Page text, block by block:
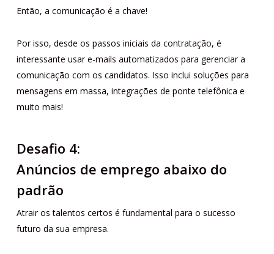
Então, a comunicação é a chave!
Por isso, desde os passos iniciais da contratação, é
interessante usar e-mails automatizados para gerenciar a
comunicação com os candidatos. Isso inclui soluções para
mensagens em massa, integrações de ponte telefônica e
muito mais!
Desafio 4:
Anúncios de emprego abaixo do
padrão
Atrair os talentos certos é fundamental para o sucesso
futuro da sua empresa.